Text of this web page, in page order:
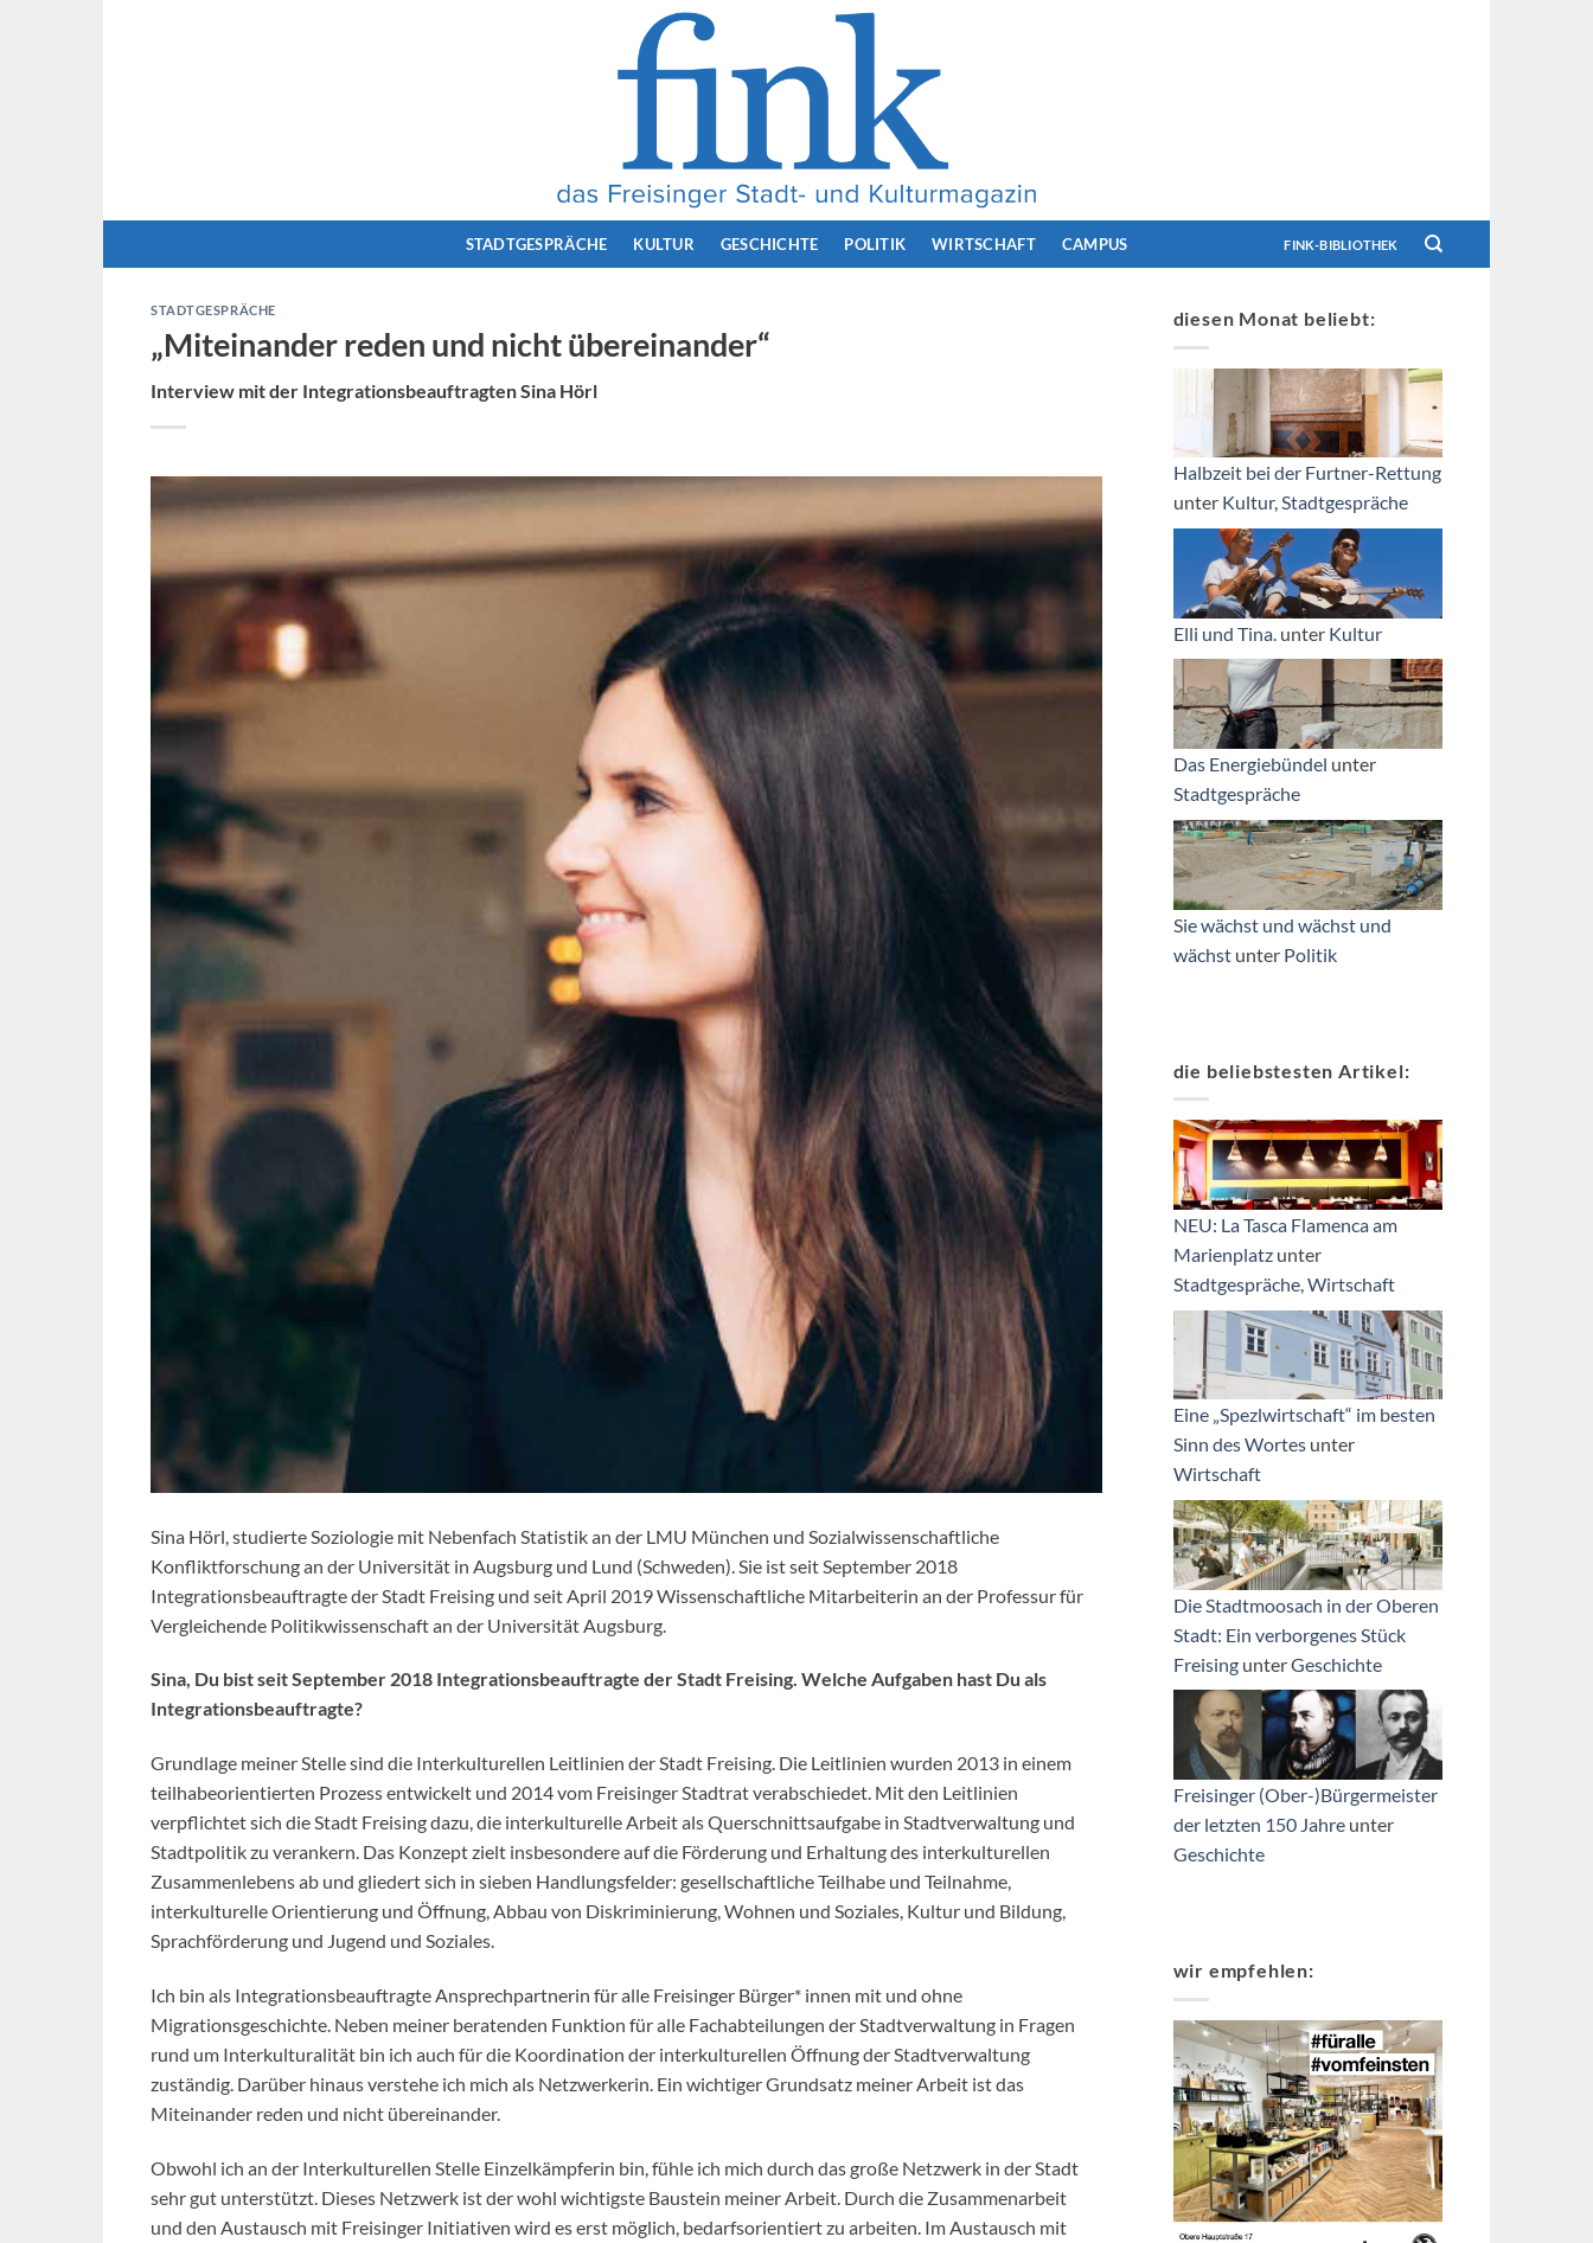
STADTGESPRÄCHE KULTUR GESCHICHTE POLITIK WIRTSCHAFT CAMPUS FINK-BIBLIOTHEK
STADTGESPRÄCHE
„Miteinander reden und nicht übereinander“
Interview mit der Integrationsbeauftragten Sina Hörl
Sina Hörl, studierte Soziologie mit Nebenfach Statistik an der LMU München und Sozialwissenschaftliche
Konfliktforschung an der Universität in Augsburg und Lund (Schweden). Sie ist seit September 2018
Integrationsbeauftragte der Stadt Freising und seit April 2019 Wissenschaftliche Mitarbeiterin an der Professur für
Vergleichende Politikwissenschaft an der Universität Augsburg.
Sina, Du bist seit September 2018 Integrationsbeauftragte der Stadt Freising. Welche Aufgaben hast Du als
Integrationsbeauftragte?
Grundlage meiner Stelle sind die Interkulturellen Leitlinien der Stadt Freising. Die Leitlinien wurden 2013 in einem
teilhabeorientierten Prozess entwickelt und 2014 vom Freisinger Stadtrat verabschiedet. Mit den Leitlinien
verpflichtet sich die Stadt Freising dazu, die interkulturelle Arbeit als Querschnittsaufgabe in Stadtverwaltung und
Stadtpolitik zu verankern. Das Konzept zielt insbesondere auf die Förderung und Erhaltung des interkulturellen
Zusammenlebens ab und gliedert sich in sieben Handlungsfelder: gesellschaftliche Teilhabe und Teilnahme,
interkulturelle Orientierung und Öffnung, Abbau von Diskriminierung, Wohnen und Soziales, Kultur und Bildung,
Sprachförderung und Jugend und Soziales.
Ich bin als Integrationsbeauftragte Ansprechpartnerin für alle Freisinger Bürger* innen mit und ohne
Migrationsgeschichte. Neben meiner beratenden Funktion für alle Fachabteilungen der Stadtverwaltung in Fragen
rund um Interkulturalität bin ich auch für die Koordination der interkulturellen Öffnung der Stadtverwaltung
zuständig. Darüber hinaus verstehe ich mich als Netzwerkerin. Ein wichtiger Grundsatz meiner Arbeit ist das
Miteinander reden und nicht übereinander.
Obwohl ich an der Interkulturellen Stelle Einzelkämpferin bin, fühle ich mich durch das große Netzwerk in der Stadt
sehr gut unterstützt. Dieses Netzwerk ist der wohl wichtigste Baustein meiner Arbeit. Durch die Zusammenarbeit
und den Austausch mit Freisinger Initiativen wird es erst möglich, bedarfsorientiert zu arbeiten. Im Austausch mit
diesen Monat beliebt:
Halbzeit bei der Furtner-Rettung
unter Kultur,Stadtgespräche
Elli und Tina. unter Kultur
Das Energiebündel unter
Stadtgespräche
Sie wächst und wächst und
wächst unter Politik
die beliebstesten Artikel:
NEU: La Tasca Flamenca am
Marienplatz unter
Stadtgespräche,Wirtschaft
Eine „Spezlwirtschaft“ im besten
Sinn des Wortes unter
Wirtschaft
Die Stadtmoosach in der Oberen
Stadt: Ein verborgenes Stück
Freising unterGeschichte
Freisinger (Ober-)Bürgermeister
der letzten 150 Jahre unter
Geschichte
wir empfehlen: